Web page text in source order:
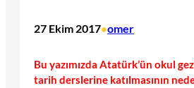
27 Ekim 2017•omer
Bu yazımızda Atatürk’ün okul
tarih derslerine katılmasının